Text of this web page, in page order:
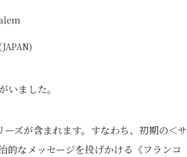
ました。
ズが含まれます。すなわち、初期の＜サ
的なメッセージを投げかける《フランコ